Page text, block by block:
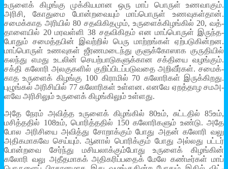
உருளைக் கிழங்கு முக்­கி­ய­மான ஒரு மாப் பொருள் உண­வாகும்.
அரிசி, கோதுமை போன்­ற­வையும் மாப்­பொருள் உண­வு­கள்தான்.
சமைக்­காத அரியில் 80 சத­வி­கி­தமும், உரு­ளைக்­கி­ழங்கில் 20, வத்­
தா­ளையில் 20 மர­வள்ளி 38 சத­வி­கிதம் என மாப்­பொருள் இருந்­த­
போதும் சமைத்­தபின் இவற்றில் பெரு மாற்­றங்கள் ஏற்­ப­டு­கின்­றன.
மாப்­பொருள் உண­வுகள் ஜீர­ண­ம­டைந்து குளுக்­கோ­ஸாக குரு­தியில்
கலந்து எமது உடலின் செயற்­பா­டு­க­ளுக்­கான சக்­தியை வழங்கும்.
சக்தி கலோரி அல­கு­களில் குறிப்­பி­டப்­ப­டு­வதை அறி­வீர்கள். சமைக்­
காத உருளைக் கிழங்கு 100 கிராமில் 70 கலோ­ரிகள் இருக்­கி­றது.
புழுங்கல் அரி­சியில் 77 கலோ­ரிகள் உள்­ளன. எனவே ஏறத்­தாழ சம­அ­
ளவே அரி­சிலும் உருளைக் கிழங்­கிலும் உள்­ளது.
அதே நேரம் அவித்த உருளைக் கிழங்கில் 80உம், சுட்­டதில் 85உம்,
மசித்­ததில் 108உம், பொரித்­ததில் 150 கலோ­ரி­களும் உண்டு. அதே
போல அரி­சியை அவித்து சோறாக்கும் போது அதன் கலோரி வலு
அதி­க­மா­கவே செய்யும். ஆனால் பொரிக்கும் போது அல்­லது பட்டர்
போன்­றவை சேர்ந்து மசி­ய­லாக்­கும்­போது உருளைக் கிழங்கின்
கலோரி வலு அதீ­த­மாகக் அதி­க­ரிப்­பதைக் மேலே கண்­டீர்கள் மாப்